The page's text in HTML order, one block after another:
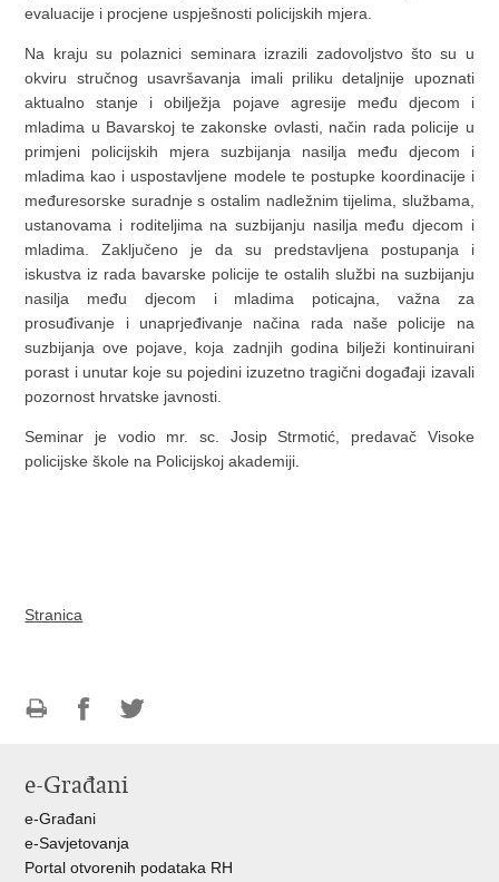
evaluacije i procjene uspješnosti policijskih mjera.
Na kraju su polaznici seminara izrazili zadovoljstvo što su u
okviru stručnog usavršavanja imali priliku detaljnije upoznati
aktualno stanje i obilježja pojave agresije među djecom i
mladima u Bavarskoj te zakonske ovlasti, način rada policije u
primjeni policijskih mjera suzbijanja nasilja među djecom i
mladima kao i uspostavljene modele te postupke koordinacije i
međuresorske suradnje s ostalim nadležnim tijelima, službama,
ustanovama i roditeljima na suzbijanju nasilja među djecom i
mladima. Zaključeno je da su predstavljena postupanja i
iskustva iz rada bavarske policije te ostalih službi na suzbijanju
nasilja među djecom i mladima poticajna, važna za
prosuđivanje i unaprjeđivanje načina rada naše policije na
suzbijanja ove pojave, koja zadnjih godina bilježi kontinuirani
porast i unutar koje su pojedini izuzetno tragični događaji izavali
pozornost hrvatske javnosti.
Seminar je vodio mr. sc. Josip Strmotić, predavač Visoke
policijske škole na Policijskoj akademiji.
Stranica
FacebookuTwitteru
e-Građani
e-Građani
e-Savjetovanja
Portal otvorenih podataka RH